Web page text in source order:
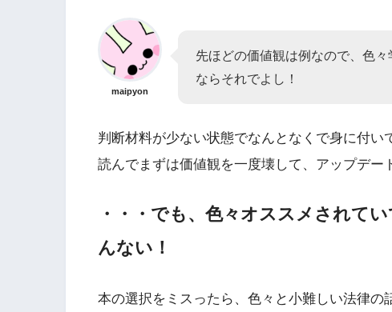
maipyon
先ほどの価値観は例なので、色
ならそれでよし！
判断材料が少ない状態でなんとなくで身に付
読んでまずは価値観を一度壊して、アップデー
・・・でも、色々オススメされて
んない！
本の選択をミスったら、色々と小難しい法律